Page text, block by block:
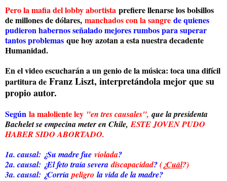
Pero la mafia del lobby abortista prefiere llenarse los bolsillos
de millones de dólares, manchados con la sangre de quienes
pudieron habernos señalado mejores rumbos para superar
tantos problemas que hoy azotan a esta nuestra decadente
Humanidad.
En el video escucharán a un genio de la música: toca una difícil
partitura de Franz Liszt, interpretándola mejor que su
propio autor.
Según la maloliente ley "en tres causales", que la presidenta
Bachelet se empecina meter en Chile,ESTE JOVEN PUDO
HABER SIDO ABORTADO.
1a. causal: ¿Su madre fue violada?
2a. causal: ¿El feto traía severadiscapacidad?(¿Cuál?)
3a. causal: ¿Corríapeligro la vida de la madre?